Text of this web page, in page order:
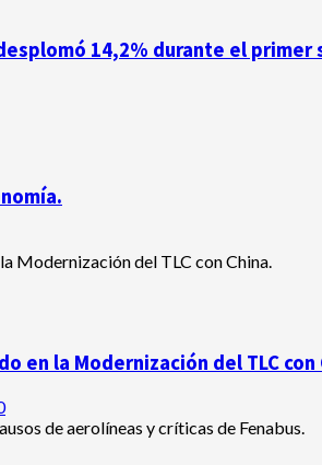
14,2% durante el primer
en la Modernización del TLC con